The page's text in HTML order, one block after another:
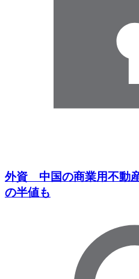
外資 中国の商業用不動
の半値も